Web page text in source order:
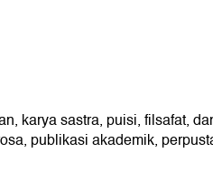
karya sastra, puisi, filsafat,
publikasi akademik,